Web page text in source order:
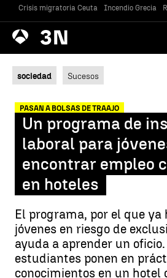
Crisis migratoria Ceuta Incendio Grecia
Antena
3 Noticias
sociedad Sucesos
PASAN A BOLSAS DE TRAAJO
Un programa de
laboral para
encontrar empleo
en hoteles
El programa, por el que ya
jóvenes en riesgo de
ayuda a aprender un
estudiantes ponen en
conocimientos en un hotel